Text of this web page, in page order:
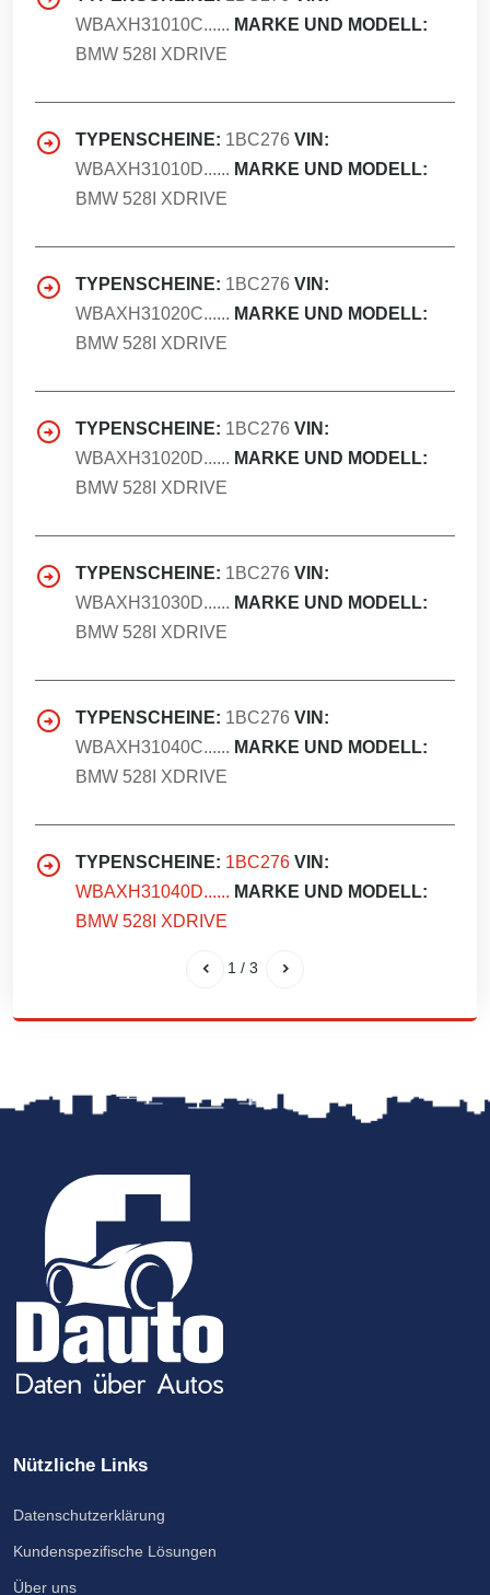
WBAXH31010C...... MARKE UND MODELL:
BMW 528I XDRIVE
TYPENSCHEINE: 1BC276 VIN:
WBAXH31010D...... MARKE UND MODELL:
BMW 528I XDRIVE
TYPENSCHEINE: 1BC276 VIN:
WBAXH31020C...... MARKE UND MODELL:
BMW 528I XDRIVE
TYPENSCHEINE: 1BC276 VIN:
WBAXH31020D...... MARKE UND MODELL:
BMW 528I XDRIVE
TYPENSCHEINE: 1BC276 VIN:
WBAXH31030D...... MARKE UND MODELL:
BMW 528I XDRIVE
TYPENSCHEINE: 1BC276 VIN:
WBAXH31040C...... MARKE UND MODELL:
BMW 528I XDRIVE
TYPENSCHEINE: 1BC276 VIN:
WBAXH31040D...... MARKE UND MODELL:
BMW 528I XDRIVE
1 / 3
Nützliche Links
Datenschutzerklärung
Kundenspezifische Lösungen
Über uns